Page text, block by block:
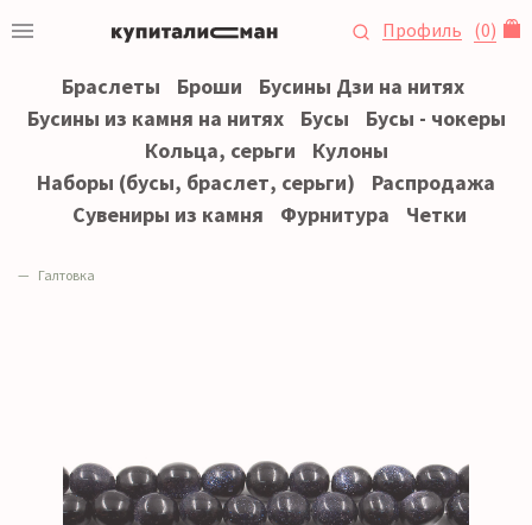
Профиль (0)
Браслеты Броши
Бусины Дзи на нитях
Бусины из камня на нитях
Бусы
Бусы - чокеры
Кольца, серьги
Кулоны
Наборы (бусы, браслет, серьги)
Распродажа
Сувениры из камня
Фурнитура Четки
Галтовка